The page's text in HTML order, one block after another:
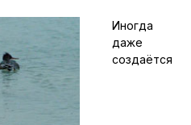
Иногда
даже
создаётся